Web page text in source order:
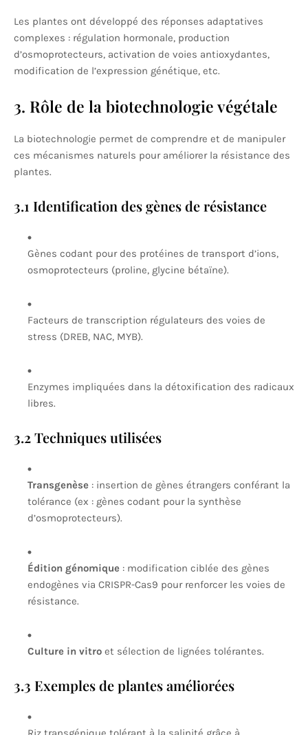
Les plantes ont développé des réponses adaptatives
complexes : régulation hormonale, production
d’osmoprotecteurs, activation de voies antioxydantes,
modification de l’expression génétique, etc.
3. Rôle de la biotechnologie végétale
La biotechnologie permet de comprendre et de manipuler
ces mécanismes naturels pour améliorer la résistance des
plantes.
3.1 Identification des gènes de résistance
Gènes codant pour des protéines de transport d’ions,
osmoprotecteurs (proline, glycine bétaïne).
Facteurs de transcription régulateurs des voies de
stress (DREB, NAC, MYB).
Enzymes impliquées dans la détoxification des radicaux
libres.
3.2 Techniques utilisées
Transgenèse : insertion de gènes étrangers conférant la
tolérance (ex : gènes codant pour la synthèse
d’osmoprotecteurs).
Édition génomique : modification ciblée des gènes
endogènes via CRISPR-Cas9 pour renforcer les voies de
résistance.
Culture in vitro et sélection de lignées tolérantes.
3.3 Exemples de plantes améliorées